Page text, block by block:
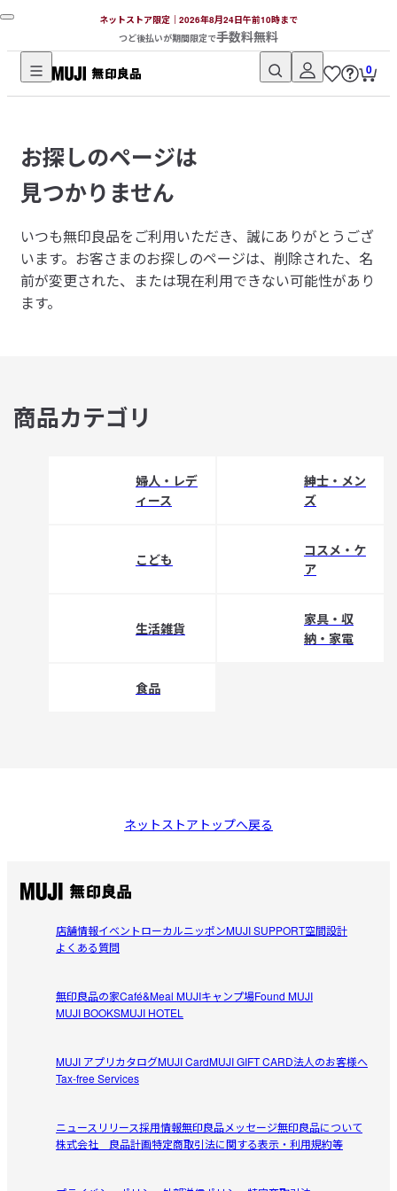
ネットストア限定｜2026年8月24日午前10時まで
つど後払いが期間限定で手数料無料
無
品
ネ
ッ
ト
ス
ト
ア
0
お探しのページは
見つかりません
いつも無印良品をご利用いただき、誠にありがとうござ
います。 お客さまのお探しのページは、削除された、名
前が変更された、または現在利用できない可能性があり
ます。
商品カテゴリ
婦人・レデ
ィース
紳士・メン
ズ
こども
コスメ・ケ
ア
生活雑貨
家具・収
納・家電
食品
ネットストアトップへ戻る
店舗情報イベントローカルニッポンMUJI SUPPORT空間設計
よくある質問
無印良品の家Café&Meal MUJIキャンプ場Found MUJI
MUJI BOOKSMUJI HOTEL
MUJI アプリカタログMUJI CardMUJI GIFT CARD法人のお客様へ
Tax-free Services
ニュースリリース採用情報無印良品メッセージ無印良品について
株式会社 良品計画特定商取引法に関する表示・利用規約等